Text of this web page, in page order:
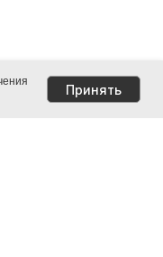
Принять